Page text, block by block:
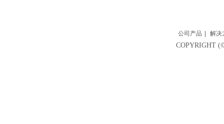
公司产品 解决
COPYRIGHT